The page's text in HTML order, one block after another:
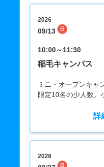
2026
09/13 日
10:00～11:30
稲毛キャンパス
ミニ・オープンキャ
限定10名の少人数
詳
2026
日